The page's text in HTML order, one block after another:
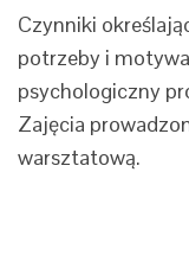
Czynniki
potrzeby i
psychologiczny
Zajęcia
warsztatową.